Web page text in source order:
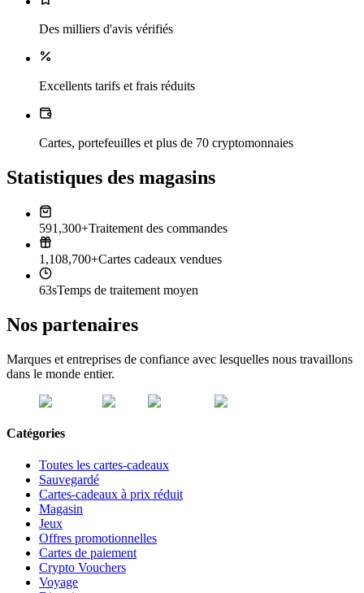
Des milliers d'avis vérifiés
Excellents tarifs et frais réduits
Cartes, portefeuilles et plus de 70 cryptomonnaies
Statistiques des magasins
591,300+Traitement des commandes
1,108,700+Cartes cadeaux vendues
63sTemps de traitement moyen
Nos partenaires
Marques et entreprises de confiance avec lesquelles nous travaillons
dans le monde entier.
Catégories
Toutes les cartes-cadeaux
Sauvegardé
Cartes-cadeaux à prix réduit
Magasin
Jeux
Offres promotionnelles
Cartes de paiement
Crypto Vouchers
Voyage